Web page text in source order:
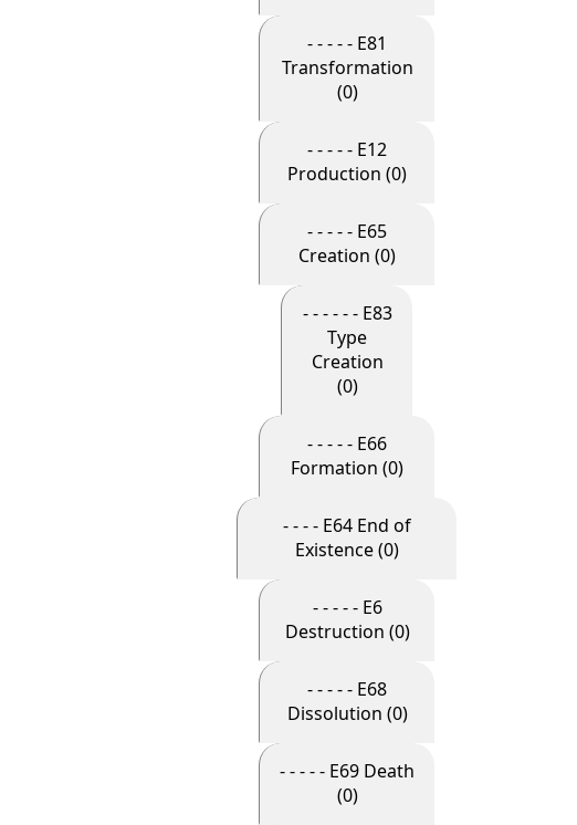
- - - - - E81
Transformation
(0)
- - - - - E12
Production (0)
- - - - - E65
Creation (0)
- - - - - - E83
Type
Creation
(0)
- - - - - E66
Formation (0)
- - - - E64 End of
Existence (0)
- - - - - E6
Destruction (0)
- - - - - E68
Dissolution (0)
- - - - - E69 Death
(0)